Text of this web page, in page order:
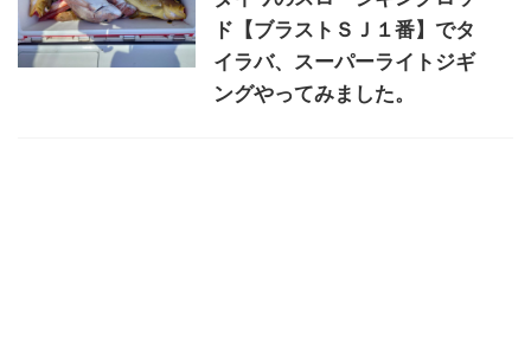
ド【ブラストＳＪ１番】でタ
イラバ、スーパーライトジギ
ングやってみました。